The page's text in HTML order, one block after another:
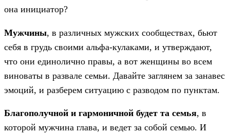
она инициатор?
Мужчины, в различных мужских сообществах, бьют
себя в грудь своими альфа-кулаками, и утверждают,
что они единолично правы, а вот женщины во всем
виноваты в развале семьи. Давайте заглянем за занавес
эмоций, и разберем ситуацию с разводом по пунктам.
Благополучной и гармоничной будет та семья, в
которой мужчина глава, и ведет за собой семью. И